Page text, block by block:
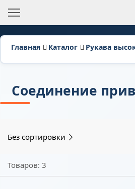
Главная Каталог Рукава
Соединение
Без сортировки
Товаров: 3